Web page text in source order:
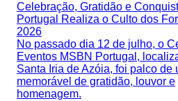
Celebração, Gratidão e
Portugal Realiza o Culto dos
2026
No passado dia 12 de julho, o
Eventos MSBN Portugal,
Santa Iria de Azóia, foi palco de
memorável de gratidão, louvor e
homenagem.